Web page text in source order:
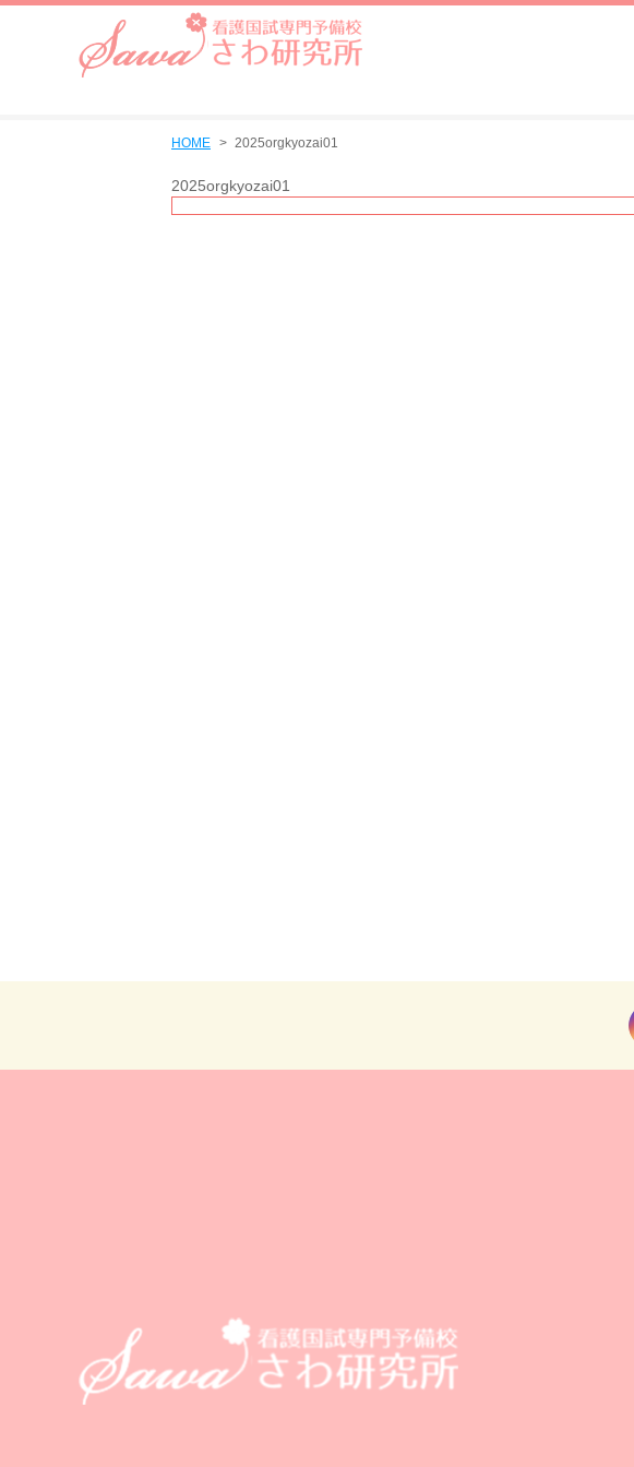
HOME 2025orgkyozai01
2025orgkyozai01